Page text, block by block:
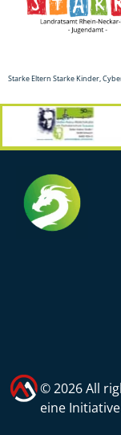
Starke Eltern Starke Kinder,
©2026All
eine